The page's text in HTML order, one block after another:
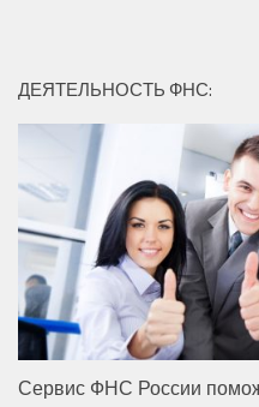
ДЕЯТЕЛЬНОСТЬ ФНС:
Сервис ФНС России